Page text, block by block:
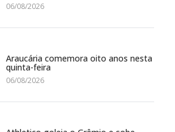
06/08/2026
Araucária comemora oito anos nesta
quinta-feira
06/08/2026